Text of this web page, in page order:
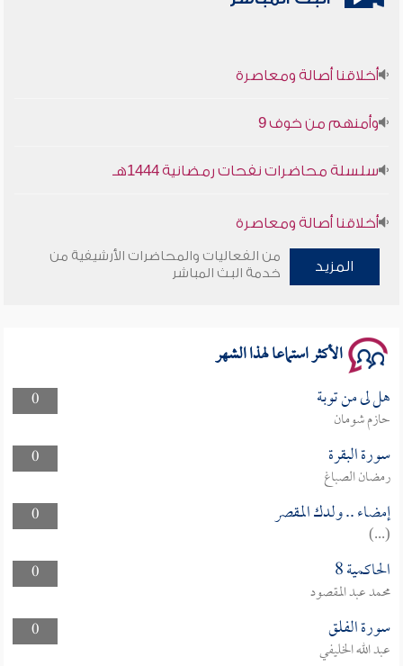
أخلاقنا أصالة ومعاصرة
وأمنهم من خوف 9
سلسلة محاضرات نفحات رمضانية 1444هـ
أخلاقنا أصالة ومعاصرة
وأمنهم من خوف 9
المزيد
من الفعاليات والمحاضرات الأرشيفية من
خدمة البث المباشر
الأكثر استماعا لهذا الشهر
0 هل لى من توبة
حازم شومان
0
سورة البقرة
رمضان الصباغ
0
إمضاء .. ولدك المقصر
(...)
0
الحاكمية 8
محمد عبد المقصود
0
سورة الفلق
عبد الله الخليفي